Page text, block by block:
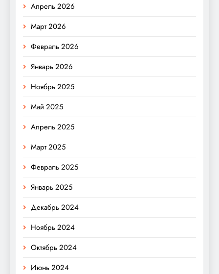
Апрель 2026
Март 2026
Февраль 2026
Январь 2026
Ноябрь 2025
Май 2025
Апрель 2025
Март 2025
Февраль 2025
Январь 2025
Декабрь 2024
Ноябрь 2024
Октябрь 2024
Июнь 2024